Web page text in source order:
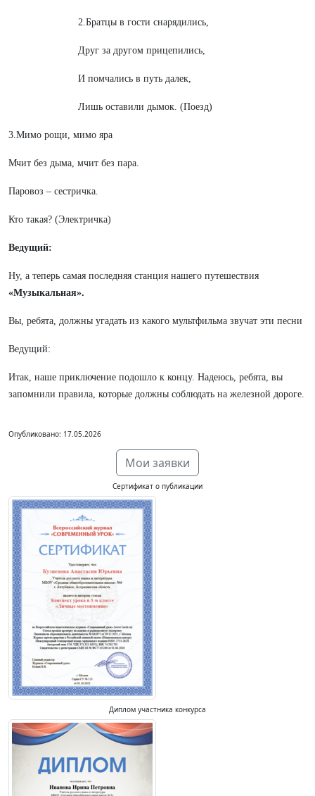
2.Братцы в гости снарядились,
Друг за другом прицепились,
И помчались в путь далек,
Лишь оставили дымок. (Поезд)
3.Мимо рощи, мимо яра
Мчит без дыма, мчит без пара.
Паровоз – сестричка.
Кто такая? (Электричка)
Ведущий:
Ну, а теперь самая последняя станция нашего путешествия
«Музыкальная».
Вы, ребята, должны угадать из какого мультфильма звучат эти песни
Ведущий:
Итак, наше приключение подошло к концу. Надеюсь, ребята, вы
запомнили правила, которые должны соблюдать на железной дороге.
Опубликовано: 17.05.2026
Мои заявки
Сертификат о публикации
Диплом участника конкурса